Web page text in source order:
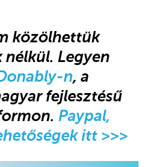
közölhettük
nélkül. Legyen
n, a
fejlesztésű
Paypal,
itt >>>